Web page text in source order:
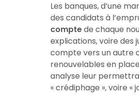
Les banques, d’une
des candidats à
comptede chaque
explications, voire des
compte vers un autre
renouvelables en
analyse leur
« crédiphage », voire «